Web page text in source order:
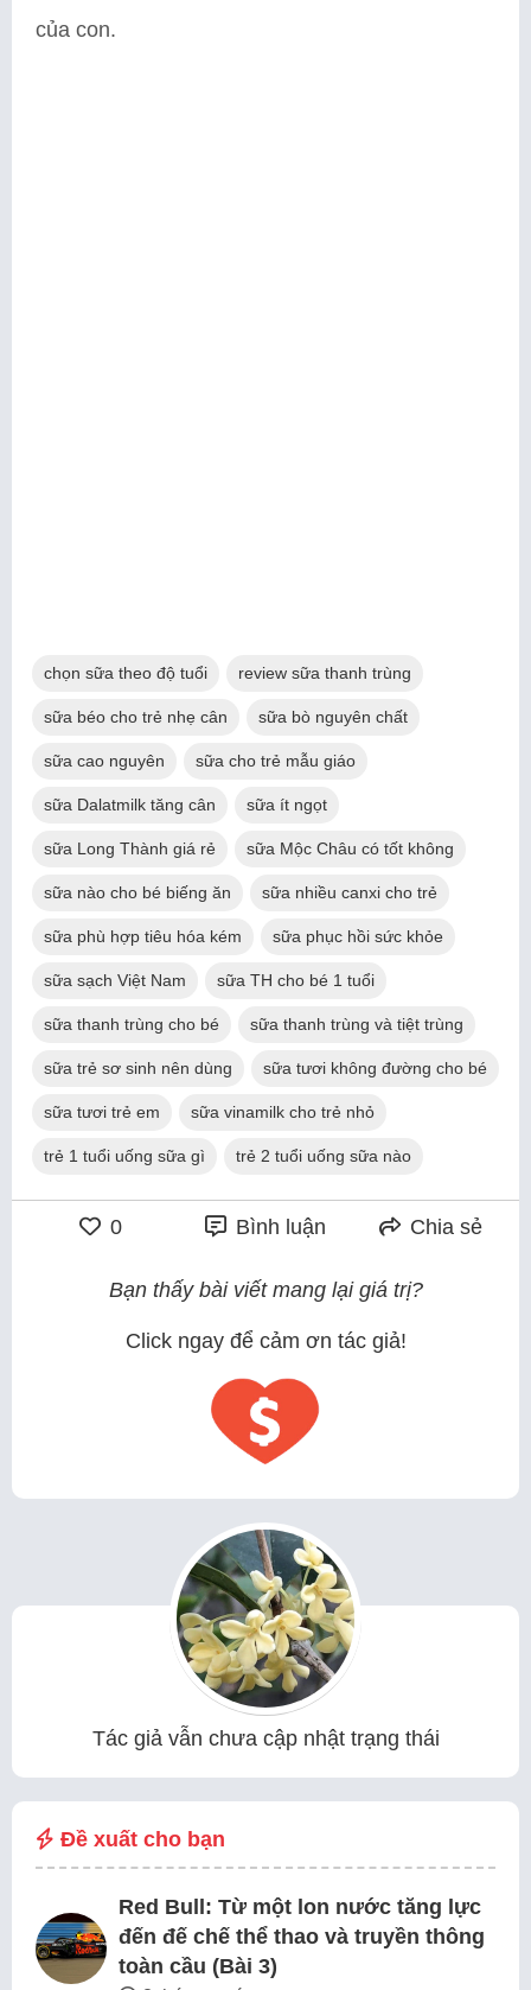
của con.
chọn sữa theo độ tuổi review sữa thanh trùng
sữa béo cho trẻ nhẹ cân sữa bò nguyên chất
sữa cao nguyên sữa cho trẻ mẫu giáo
sữa Dalatmilk tăng cân sữa ít ngọt
sữa Long Thành giá rẻ sữa Mộc Châu có tốt không
sữa nào cho bé biếng ăn sữa nhiều canxi cho trẻ
sữa phù hợp tiêu hóa kém sữa phục hồi sức khỏe
sữa sạch Việt Nam sữa TH cho bé 1 tuổi
sữa thanh trùng cho bé sữa thanh trùng và tiệt trùng
sữa trẻ sơ sinh nên dùng sữa tươi không đường cho bé
sữa tươi trẻ em sữa vinamilk cho trẻ nhỏ
trẻ 1 tuổi uống sữa gì trẻ 2 tuổi uống sữa nào
0 Bình luận Chia sẻ
Bạn thấy bài viết mang lại giá trị?
Click ngay để cảm ơn tác giả!
Tác giả vẫn chưa cập nhật trạng thái
Đề xuất cho bạn
Red Bull: Từ một lon nước tăng lực
đến đế chế thể thao và truyền thông
toàn cầu (Bài 3)